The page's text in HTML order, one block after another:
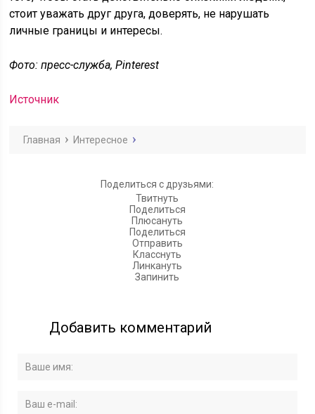
стоит уважать друг друга, доверять, не нарушать
личные границы и интересы.
Фото: пресс-служба, Pinterest
Источник
Главная Интересное
Поделиться с друзьями:
Твитнуть
Поделиться
Плюсануть
Поделиться
Отправить
Класснуть
Линкануть
Запинить
Добавить комментарий